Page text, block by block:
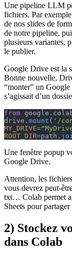
Une pipeline LLM
fichiers. Par
de nos slides de
de notre pipeline,
plusieurs variantes,
le publier.
Google Drive est la
Bonne nouvelle,
“monter” un
s’agissait d’un
from
drive. mount ( '/
MY_DRIVE=
ROOT_DIR=path.
Une fenêtre popup
Google Drive.
Attention, les
vous devrez peut-
txt… Colab permet
Sheets pour
2) Stockez
dans Colab